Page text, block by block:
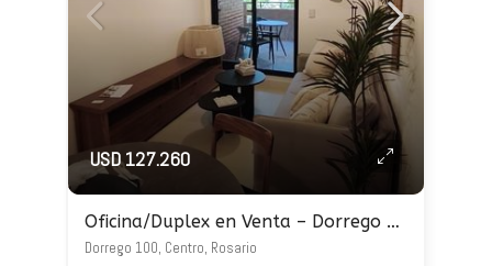
USD 127.260
Oficina/Duplex en Venta – Dorrego 100
Dorrego 100, Centro, Rosario